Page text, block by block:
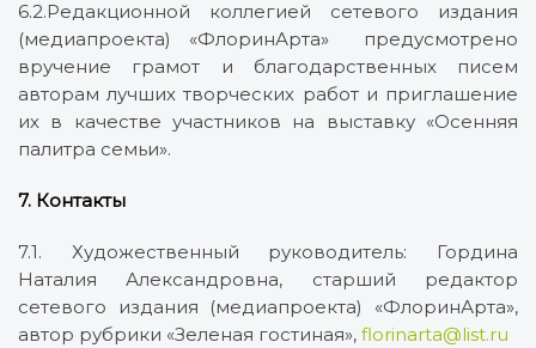
6.2.Редакционной коллегией сетевого издания
(медиапроекта) «ФлоринАрта» предусмотрено
вручение грамот и благодарственных писем
авторам лучших творческих работ и приглашение
их в качестве участников на выставку «Осенняя
палитра семьи».
7. Контакты
7.1. Художественный руководитель: Гордина
Наталия Александровна, старший редактор
сетевого издания (медиапроекта) «ФлоринАрта»,
автор рубрики «Зеленая гостиная», florinarta@list.ru